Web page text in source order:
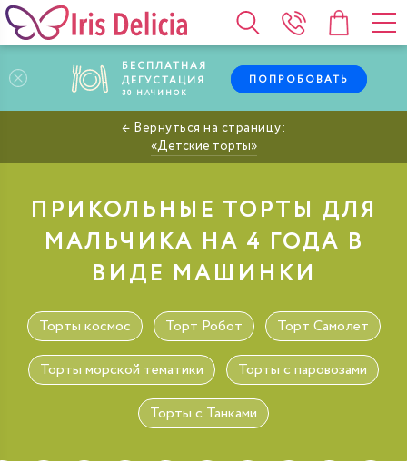
БЕСПЛАТНАЯ
ДЕГУСТАЦИЯ
30 НАЧИНОК
ПОПРОБОВАТЬ
Детские торты
ПРИКОЛЬНЫЕ ТОРТЫ ДЛЯ
МАЛЬЧИКА НА 4 ГОДА В
ВИДЕ МАШИНКИ
Торты космос Торт Робот Торт Самолет
Торты морской тематики Торты с паровозами
Торты с Танками